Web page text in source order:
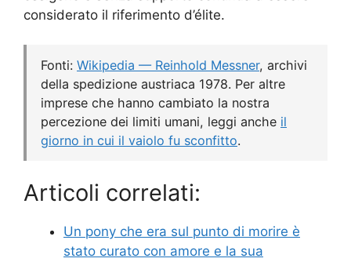
considerato il riferimento d’élite.
Fonti: Wikipedia — Reinhold Messner, archivi
della spedizione austriaca 1978. Per altre
imprese che hanno cambiato la nostra
percezione dei limiti umani, leggi anche il
giorno in cui il vaiolo fu sconfitto.
Articoli correlati:
Un pony che era sul punto di morire è
stato curato con amore e la sua